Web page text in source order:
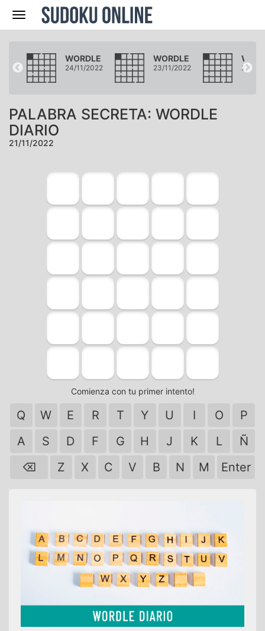
Navegación
WORDLE
24/11/2022
WORDLE
23/11/2022 22/11/
PALABRA SECRETA: WORDLE
DIARIO
21/11/2022
Comienza con tu primer intento!
Q W E R T Y U I O
P
A
S D F G H J K L
Ñ
⌫
Z X C V B N M Enter